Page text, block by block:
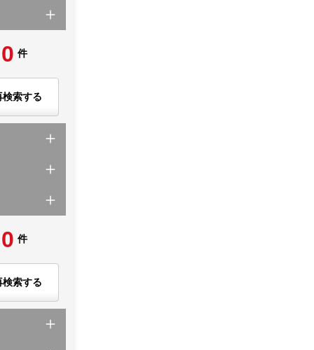
0 件
検索する
0 件
検索する